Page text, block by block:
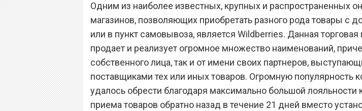
Покупатели в бешенстве.
плату за возврат товаров с
Одним из наиболее известных, крупных и распространенных
магазинов, позволяющих приобретать разного рода товары с
или в пункт самовывоза, является Wildberries. Данная
продает и реализует огромное множество наименований,
собственного лица, так и от имени своих партнеров,
поставщиками тех или иных товаров. Огромную популярность
удалось обрести благодаря максимально большой лояльности
приема товаров обратно назад в течение 21 дней вместо